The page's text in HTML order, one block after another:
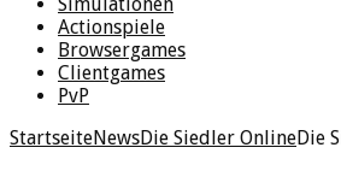
Actionspiele
Browsergames
Clientgames
PvP
StartseiteNewsDie Siedler OnlineDie